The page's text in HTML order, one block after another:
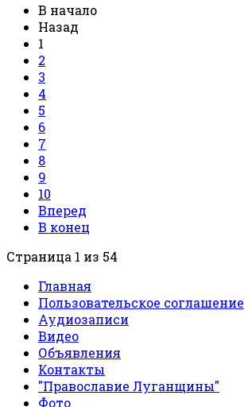
В начало
Назад
1
2
3
4
5
6
7
8
9
10
Вперед
В конец
Страница 1 из 54
Главная
Пользовательское соглашение
Аудиозаписи
Видео
Объявления
Контакты
"Православие Луганщины"
Фото